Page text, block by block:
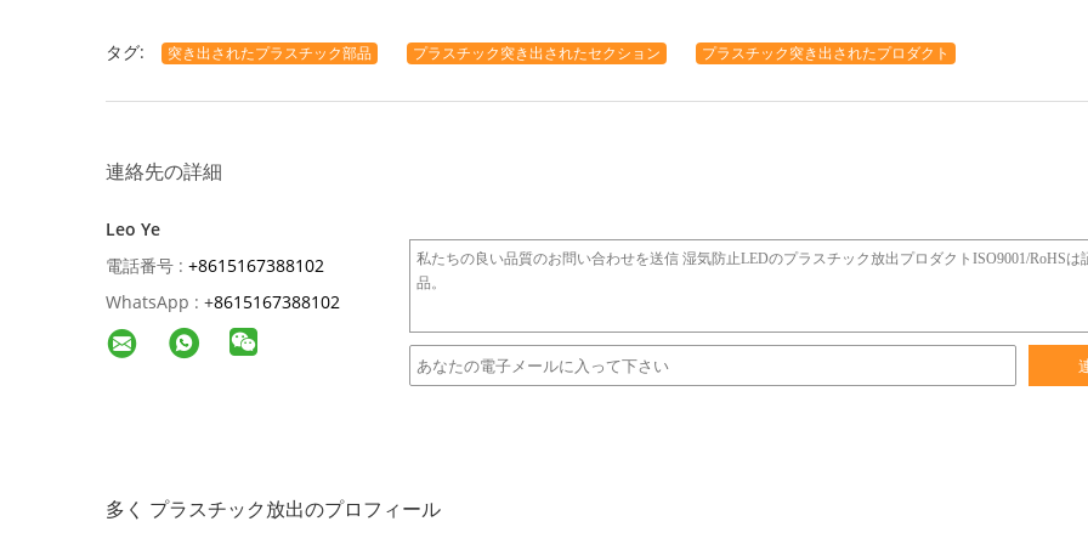
タグ: 突き出されたプラスチック部品 プラスチック突き出されたセクション プラスチック突き出されたプロダクト
連絡先の詳細
Leo Ye
電話番号 : +8615167388102
WhatsApp : +8615167388102
多く プラスチック放出のプロフィール